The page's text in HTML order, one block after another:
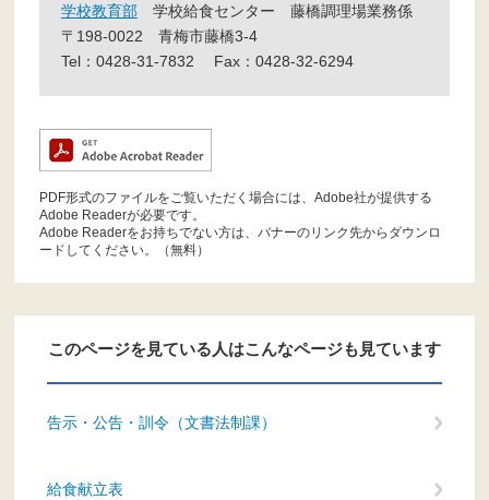
学校教育部 学校給食センター
藤橋調理場業務係
〒198-0022
青梅市藤橋3-4
Tel：0428-31-7832
Fax：0428-32-6294
PDF形式のファイルをご覧いただく場合には、Adobe社が提供する
Adobe Readerが必要です。
Adobe Readerをお持ちでない方は、バナーのリンク先からダウンロ
ードしてください。（無料）
このページを見ている人はこんなページも見ています
告示・公告・訓令（文書法制課）
給食献立表